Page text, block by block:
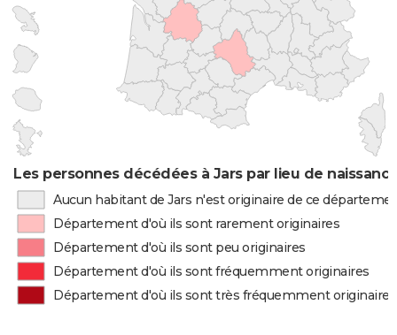
Les personnes décédées à Jars par lieu de
Aucun habitant de Jars n'est originaire de ce
Département d'où ils sont rarement originaires
Département d'où ils sont peu originaires
Département d'où ils sont fréquemment originaires
Département d'où ils sont très fréquemment originaires